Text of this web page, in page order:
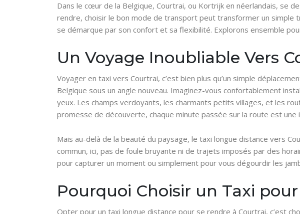
Dans le cœur de la Belgique, Courtrai, ou Kortrijk en néerlandais, se
rendre, choisir le bon mode de transport peut transformer un simple
se démarque par son confort et sa flexibilité. Explorons ensemble
Un Voyage Inoubliable Vers
Voyager en taxi vers Courtrai, c’est bien plus qu’un simple
Belgique sous un angle nouveau. Imaginez-vous confortablement
yeux. Les champs verdoyants, les charmants petits villages, et les
promesse de découverte, chaque minute passée sur la route est une
Mais au-delà de la beauté du paysage, le taxi longue distance vers
commun, ici, pas de foule bruyante ni de trajets imposés par des
pour capturer un moment ou simplement pour vous dégourdir les
Pourquoi Choisir un Taxi
Opter pour un taxi longue distance pour se rendre à Courtrai, c’est